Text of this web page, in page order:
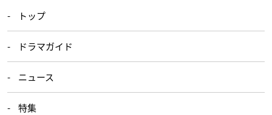
トップ
ドラマガイド
ニュース
特集